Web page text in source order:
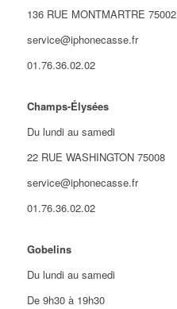
136 RUE MONTMARTRE 75002
service@iphonecasse.fr
01.76.36.02.02
Champs-Élysées
Du lundi au samedi
22 RUE WASHINGTON 75008
service@iphonecasse.fr
01.76.36.02.02
Gobelins
Du lundi au samedi
De 9h30 à 19h30